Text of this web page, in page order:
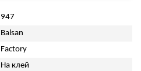
947
Balsan
Factory
На клей